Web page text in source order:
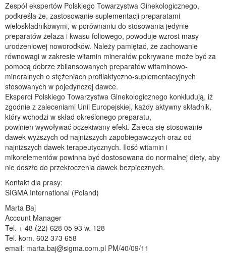
Zespół ekspertów Polskiego Towarzystwa Ginekologicznego,
podkreśla że, zastosowanie suplementacji preparatami
wieloskładnikowymi, w porównaniu do stosowania jedynie
preparatów żelaza i kwasu foliowego, powoduje wzrost masy
urodzeniowej noworodków. Należy pamiętać, że zachowanie
równowagi w zakresie witamin minerałów pokrywane może być za
pomocą dobrze zbilansowanych preparatów witaminowo-
mineralnych o stężeniach profilaktyczno-suplementacyjnych
stosowanych w pojedynczej dawce.
Eksperci Polskiego Towarzystwa Ginekologicznego konkludują, iż
zgodnie z zaleceniami Unii Europejskiej, każdy aktywny składnik,
który wchodzi w skład określonego preparatu,
powinien wywoływać oczekiwany efekt. Zaleca się stosowanie
dawek wyższych od najniższych zapobiegawczych oraz od
najniższych dawek terapeutycznych. Ilość witamin i
mikorelementów powinna być dostosowana do normalnej diety, aby
nie doszło do przekroczenia dawek bezpiecznych.
Kontakt dla prasy:
SIGMA International (Poland)
Marta Baj
Account Manager
Tel. + 48 (22) 628 05 93 w. 128
Tel. kom. 602 373 658
email: marta.baj@sigma.com.pl PM/40/09/11